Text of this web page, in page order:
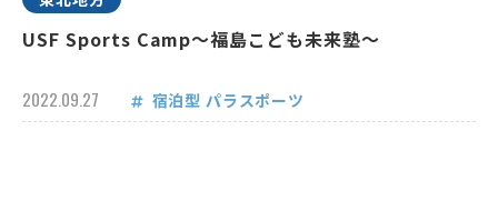
USF Sports Camp～福島こども未来塾～
2022.09.27 宿泊型 パラスポーツ